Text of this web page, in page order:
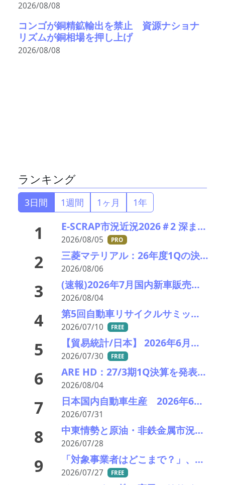
2026/08/08
コンゴが銅精鉱輸出を禁止 資源ナショナ
リズムが銅相場を押し上げ
2026/08/08
ランキング
3日間 1週間 1ヶ月 1年
1 E-SCRAP市況近況2026＃2 深まりゆくそれぞれの秋景色!?――ＪＸ金属、三菱マテリアルのいま
2026/08/05 PRO
2 三菱マテリアル：26年度1Qの決算説明会を開催。業績見通しを大幅上方修正
2026/08/06
3 (速報)2026年7月国内新車販売 41万7千台 前年同月比7%増加 4か月連続プラス
2026/08/04
4 第5回自動車リサイクルサミット ～再生材料をいかに使うか、違法業者対策、中古車輸出問題を語ろう～
2026/07/10 FREE
5 【貿易統計/日本】 2026年6月一覧表
2026/07/30 FREE
6 ARE HD：27/3期1Q決算を発表。業績見通し据え置き。
2026/08/04
7 日本国内自動車生産 2026年6月生産台数 73万7千台 前年同月比6.8%増加
2026/07/31
8 中東情勢と原油・非鉄金属市況の行方――エモリファンドマネジメントの江守哲氏に聞く
2026/07/28
9 「対象事業者はどこまで？」、残り２年半で細部の詰め急ぐ――環境省、第１回スクラップヤード環境対策技術検討会
2026/07/27 FREE